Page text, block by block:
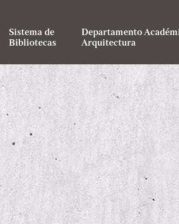
Sistema de
Bibliotecas
Departamento
Arquitectura